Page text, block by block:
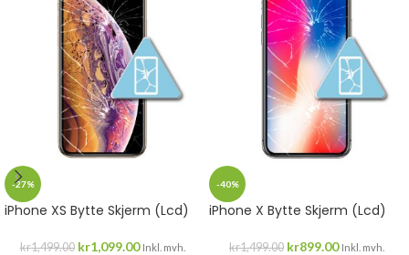
-27%
iPhone XS Bytte Skjerm (Lcd)
kr1,499.00 kr1,099.00 Inkl. mvh.
-40%
iPhone X Bytte Skjerm (Lcd)
kr1,499.00 kr899.00 Inkl. mvh.